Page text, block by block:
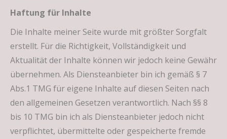
Haftung für Inhalte
Die Inhalte meiner Seite wurde mit größter Sorgfalt
erstellt. Für die Richtigkeit, Vollständigkeit und
Aktualität der Inhalte können wir jedoch keine Gewähr
übernehmen. Als Diensteanbieter bin ich gemäß § 7
Abs.1 TMG für eigene Inhalte auf diesen Seiten nach
den allgemeinen Gesetzen verantwortlich. Nach §§ 8
bis 10 TMG bin ich als Diensteanbieter jedoch nicht
verpflichtet, übermittelte oder gespeicherte fremde